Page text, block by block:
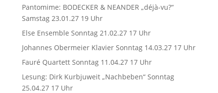
Pantomime: BODECKER & NEANDER „déjà-vu?“
Samstag 23.01.27 19 Uhr
Else Ensemble Sonntag 21.02.27 17 Uhr
Johannes Obermeier Klavier Sonntag 14.03.27 17 Uhr
Fauré Quartett Sonntag 11.04.27 17 Uhr
Lesung: Dirk Kurbjuweit „Nachbeben“ Sonntag
25.04.27 17 Uhr